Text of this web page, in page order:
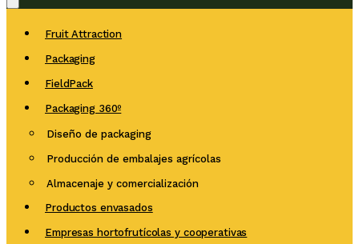
Fruit Attraction
Packaging
FieldPack
Packaging 360º
Diseño de packaging
Producción de embalajes agrícolas
Almacenaje y comercialización
Productos envasados
Empresas hortofrutícolas y cooperativas